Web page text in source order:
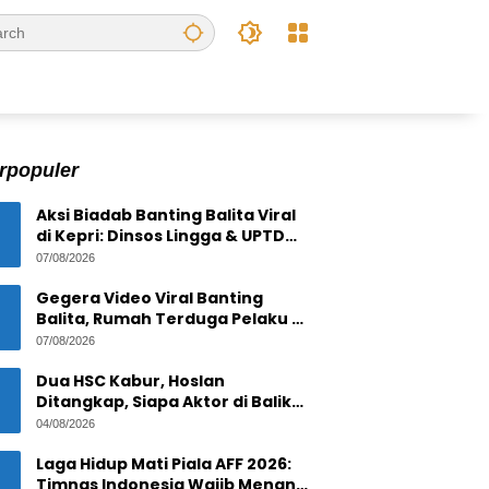
Aksi Biadab Banting Balita Viral
di Kepri: Dinsos Lingga & UPTD
PPPA Tanjungpinang Lacak
07/08/2026
Gegera Video Viral Banting
Balita, Rumah Terduga Pelaku di
Bintan Residence
07/08/2026
Dua HSC Kabur, Hoslan
Ditangkap, Siapa Aktor di Balik
1,6 Ton Timah Ilegal di Pulau
04/08/2026
Laga Hidup Mati Piala AFF 2026:
Timnas Indonesia Wajib Menang